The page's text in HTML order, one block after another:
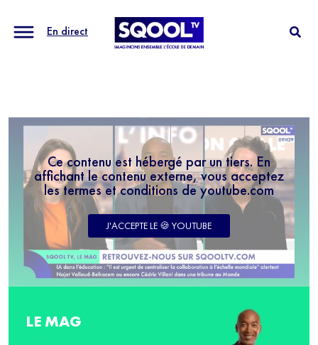
En direct
Ce contenu est hébergé par un tiers. En
affichant le contenu externe, vous acceptez
les termes et conditions de youtube.com
J'ACCEPTE LE 🍪 YOUTUBE
LE MAG